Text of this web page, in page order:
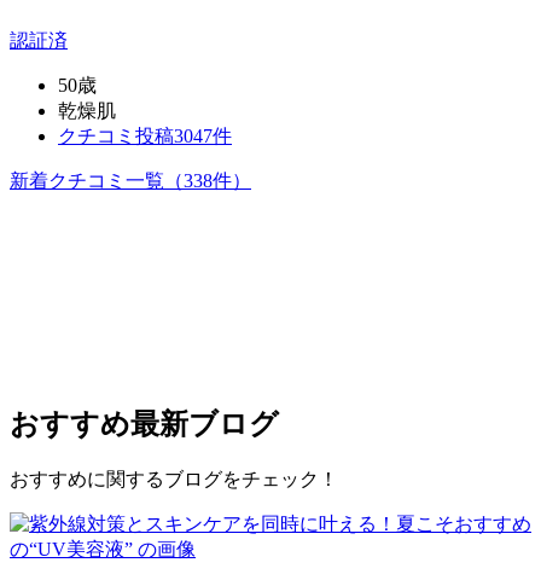
認証済
50歳
乾燥肌
クチコミ投稿3047件
新着クチコミ一覧 （338件）
おすすめ最新ブログ
おすすめに関するブログをチェック！